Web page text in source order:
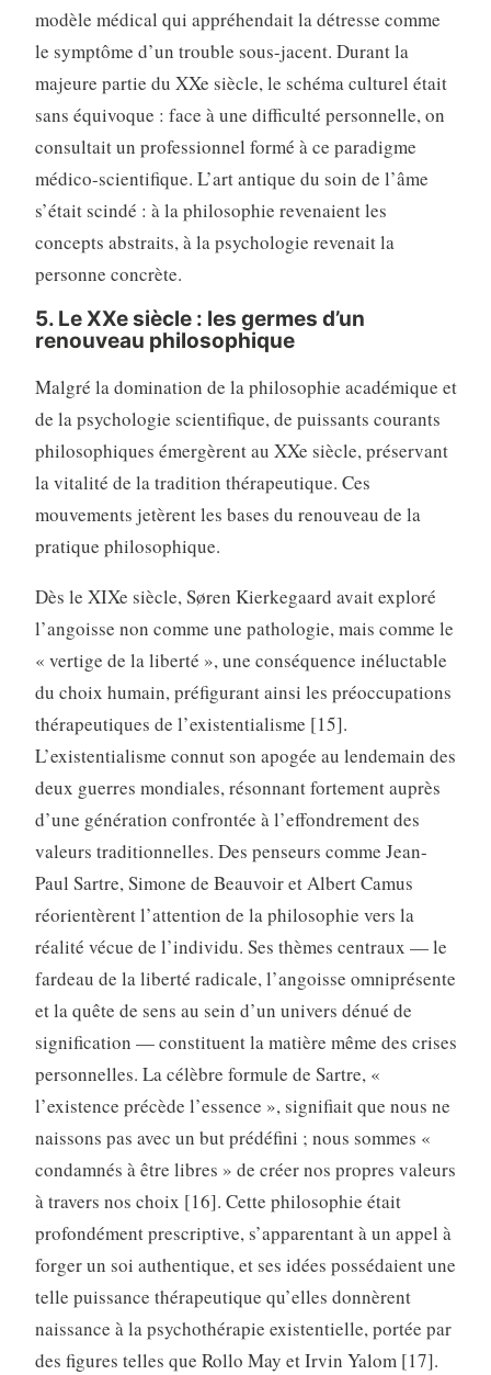
modèle médical qui appréhendait la détresse comme
le symptôme d’un trouble sous-jacent. Durant la
majeure partie du XXe siècle, le schéma culturel était
sans équivoque : face à une difficulté personnelle, on
consultait un professionnel formé à ce paradigme
médico-scientifique. L’art antique du soin de l’âme
s’était scindé : à la philosophie revenaient les
concepts abstraits, à la psychologie revenait la
personne concrète.
5. Le XXe siècle : les germes d’un
renouveau philosophique
Malgré la domination de la philosophie académique et
de la psychologie scientifique, de puissants courants
philosophiques émergèrent au XXe siècle, préservant
la vitalité de la tradition thérapeutique. Ces
mouvements jetèrent les bases du renouveau de la
pratique philosophique.
Dès le XIXe siècle, Søren Kierkegaard avait exploré
l’angoisse non comme une pathologie, mais comme le
« vertige de la liberté », une conséquence inéluctable
du choix humain, préfigurant ainsi les préoccupations
thérapeutiques de l’existentialisme [15].
L’existentialisme connut son apogée au lendemain des
deux guerres mondiales, résonnant fortement auprès
d’une génération confrontée à l’effondrement des
valeurs traditionnelles. Des penseurs comme Jean-
Paul Sartre, Simone de Beauvoir et Albert Camus
réorientèrent l’attention de la philosophie vers la
réalité vécue de l’individu. Ses thèmes centraux — le
fardeau de la liberté radicale, l’angoisse omniprésente
et la quête de sens au sein d’un univers dénué de
signification — constituent la matière même des crises
personnelles. La célèbre formule de Sartre, «
l’existence précède l’essence », signifiait que nous ne
naissons pas avec un but prédéfini ; nous sommes «
condamnés à être libres » de créer nos propres valeurs
à travers nos choix [16]. Cette philosophie était
profondément prescriptive, s’apparentant à un appel à
forger un soi authentique, et ses idées possédaient une
telle puissance thérapeutique qu’elles donnèrent
naissance à la psychothérapie existentielle, portée par
des figures telles que Rollo May et Irvin Yalom [17].